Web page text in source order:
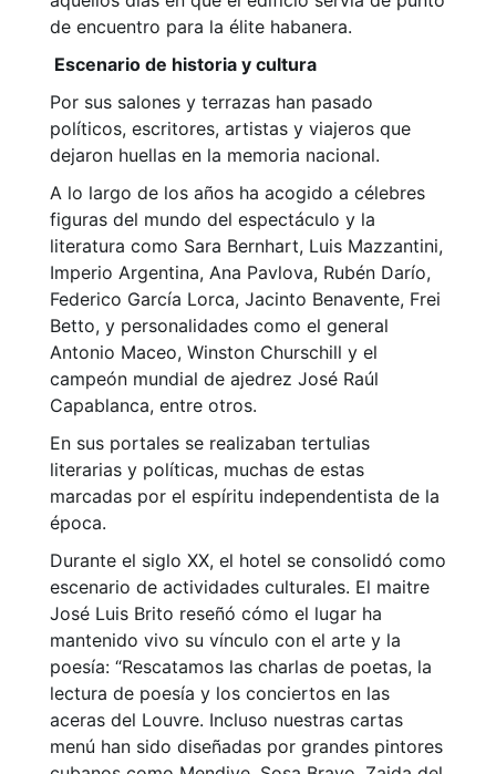
de encuentro para la élite habanera.
Escenario de historia y cultura
Por sus salones y terrazas han pasado
políticos, escritores, artistas y viajeros que
dejaron huellas en la memoria nacional.
A lo largo de los años ha acogido a célebres
figuras del mundo del espectáculo y la
literatura como Sara Bernhart, Luis Mazzantini,
Imperio Argentina, Ana Pavlova, Rubén Darío,
Federico García Lorca, Jacinto Benavente, Frei
Betto, y personalidades como el general
Antonio Maceo, Winston Churschill y el
campeón mundial de ajedrez José Raúl
Capablanca, entre otros.
En sus portales se realizaban tertulias
literarias y políticas, muchas de estas
marcadas por el espíritu independentista de la
época.
Durante el siglo XX, el hotel se consolidó como
escenario de actividades culturales. El maitre
José Luis Brito reseñó cómo el lugar ha
mantenido vivo su vínculo con el arte y la
poesía: “Rescatamos las charlas de poetas, la
lectura de poesía y los conciertos en las
aceras del Louvre. Incluso nuestras cartas
menú han sido diseñadas por grandes pintores